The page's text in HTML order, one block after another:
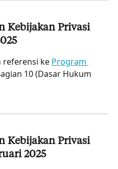
Kebijakan Privasi
referensi ke Program
10 (Dasar Hukum
Kebijakan Privasi
2025